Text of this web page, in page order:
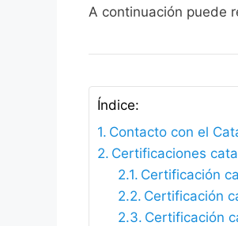
A continuación puede
Índice:
Contacto con el
Certificaciones
Certificación
Certificación
Certificación